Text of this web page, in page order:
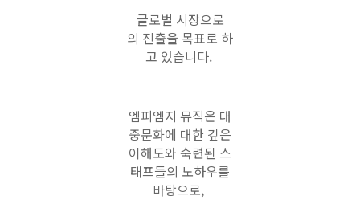
글로벌 시장으로
의 진출을 목표로 하
고 있습니다.
엠피엠지 뮤직은 대
중문화에 대한 깊은
이해도와 숙련된 스
태프들의 노하우를
바탕으로,